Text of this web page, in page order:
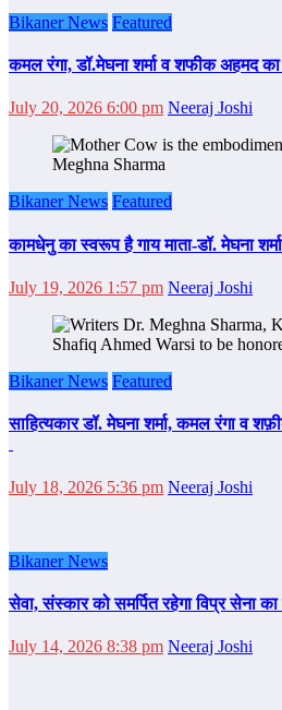
Bikaner News Featured
कमल रंगा, डॉ.मेघना शर्मा व शफीक अहमद का
July 20, 2026 6:00 pm Neeraj Joshi
Bikaner News Featured
कामधेनु का स्वरूप है गाय माता-डॉ. मेघना शर्मा
July 19, 2026 1:57 pm Neeraj Joshi
Bikaner News Featured
साहित्‍यकार डॉ. मेघना शर्मा, कमल रंगा व
July 18, 2026 5:36 pm Neeraj Joshi
Bikaner News
सेवा, संस्कार को समर्पित रहेगा विप्र सेना का
July 14, 2026 8:38 pm Neeraj Joshi